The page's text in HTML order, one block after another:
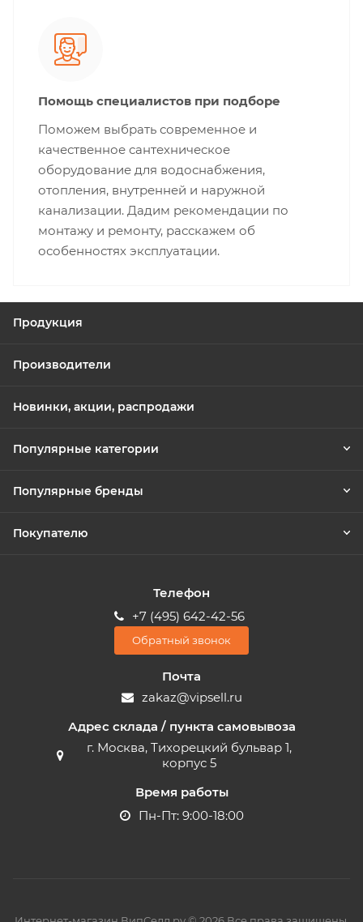
Помощь специалистов при подборе
Поможем выбрать современное и
качественное сантехническое
оборудование для водоснабжения,
отопления, внутренней и наружной
канализации. Дадим рекомендации по
монтажу и ремонту, расскажем об
особенностях эксплуатации.
Продукция
Производители
Новинки, акции, распродажи
Популярные категории
Популярные бренды
Покупателю
Телефон
+7 (495) 642-42-56
Обратный звонок
Почта
zakaz@vipsell.ru
Адрес склада / пункта самовывоза
г. Москва, Тихорецкий бульвар 1,
корпус 5
Время работы
Пн-Пт: 9:00-18:00